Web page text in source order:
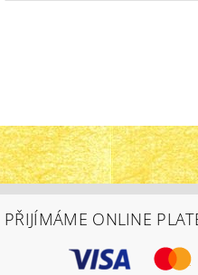
PŘIJÍMÁME ONLINE